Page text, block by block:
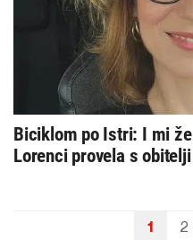
Biciklom po Istri: I mi
Lorenci provela s obitelji
1 2